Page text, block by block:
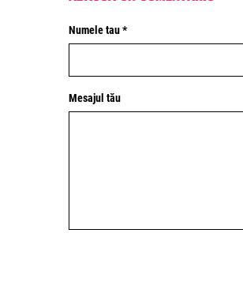
Numele tau *
Mesajul tău